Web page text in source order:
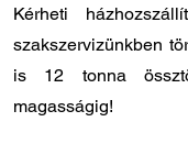
Kérheti
szakszervizünkben
is 12 tonna
magasságig!